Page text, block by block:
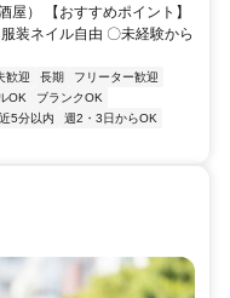
屋） 【おすすめポイント】
装ネイル自由 〇未経験から
歓迎 長期
フリーター歓迎
OK
ブランクOK
5分以内
週2・3日からOK